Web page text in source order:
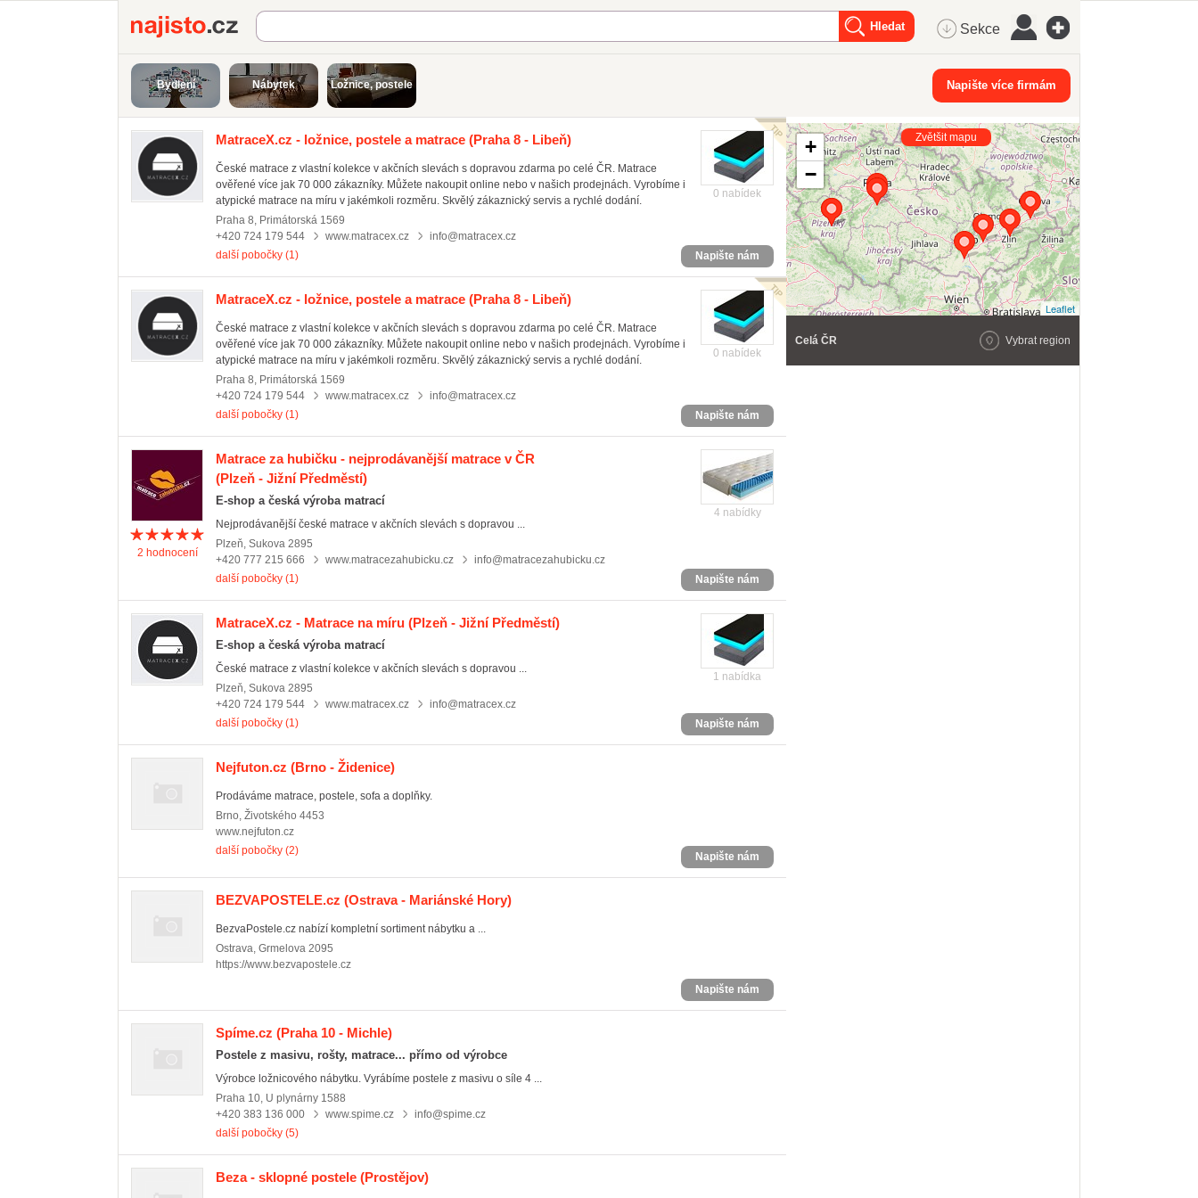
Najisto.cz Sekce
Bydlení Nábytek Ložnice, postele Napište více firmám
MatraceX.cz - ložnice, postele a matrace (Praha 8 - Libeň)
České matrace z vlastní kolekce v akčních slevách s dopravou zdarma po celé ČR. Matrace
ověřené více jak 70 000 zákazníky. Můžete nakoupit online nebo v našich prodejnách. Vyrobíme i
atypické matrace na míru v jakémkoli rozměru. Skvělý zákaznický servis a rychlé dodání.
Praha 8, Primátorská 1569
+420 724 179 544
www.matracex.cz
info@matracex.cz
další pobočky (1)
0 nabídek
Napište nám
MatraceX.cz - ložnice, postele a matrace (Praha 8 - Libeň)
České matrace z vlastní kolekce v akčních slevách s dopravou zdarma po celé ČR. Matrace
ověřené více jak 70 000 zákazníky. Můžete nakoupit online nebo v našich prodejnách. Vyrobíme i
atypické matrace na míru v jakémkoli rozměru. Skvělý zákaznický servis a rychlé dodání.
Praha 8, Primátorská 1569
+420 724 179 544
www.matracex.cz
info@matracex.cz
další pobočky (1)
0 nabídek
Napište nám
Matrace za hubičku - nejprodávanější matrace v ČR
(Plzeň - Jižní Předměstí)
E-shop a česká výroba matrací
2 hodnocení
Nejprodávanější české matrace v akčních slevách s dopravou ...
Plzeň, Sukova 2895
+420 777 215 666
www.matracezahubicku.cz
info@matracezahubicku.cz
další pobočky (1)
4 nabídky
Napište nám
MatraceX.cz - Matrace na míru (Plzeň - Jižní Předměstí)
E-shop a česká výroba matrací
České matrace z vlastní kolekce v akčních slevách s dopravou ...
Plzeň, Sukova 2895
+420 724 179 544
www.matracex.cz
info@matracex.cz
další pobočky (1)
1 nabídka
Napište nám
Nejfuton.cz (Brno - Židenice)
Prodáváme matrace, postele, sofa a doplňky.
Brno, Životského 4453
www.nejfuton.cz
další pobočky (2)
Napište nám
BEZVAPOSTELE.cz (Ostrava - Mariánské Hory)
BezvaPostele.cz nabízí kompletní sortiment nábytku a ...
Ostrava, Grmelova 2095
https://www.bezvapostele.cz
Napište nám
Spíme.cz (Praha 10 - Michle)
Postele z masivu, rošty, matrace... přímo od výrobce
Výrobce ložnicového nábytku. Vyrábíme postele z masivu o síle 4 ...
Praha 10, U plynárny 1588
+420 383 136 000
www.spime.cz
info@spime.cz
další pobočky (5)
Beza - sklopné postele (Prostějov)
+
−
Leaflet
Zvětšit mapu
Celá ČR Vybrat region